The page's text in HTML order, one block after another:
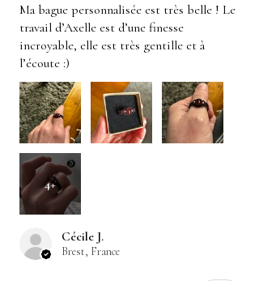
Ma bague personnalisée est très belle ! Le
travail d’Axelle est d’une finesse
incroyable, elle est très gentille et à
l’écoute :)
4+
Cécile J.
Brest, France